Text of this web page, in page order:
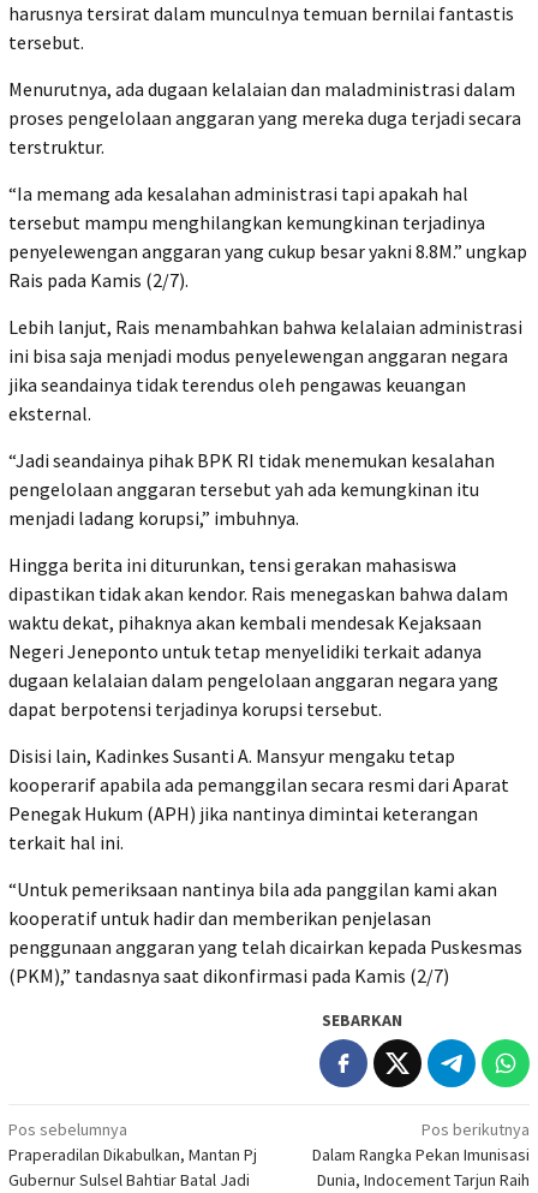
harusnya tersirat dalam munculnya temuan bernilai fantastis
tersebut.
Menurutnya, ada dugaan kelalaian dan maladministrasi dalam
proses pengelolaan anggaran yang mereka duga terjadi secara
terstruktur.
“Ia memang ada kesalahan administrasi tapi apakah hal
tersebut mampu menghilangkan kemungkinan terjadinya
penyelewengan anggaran yang cukup besar yakni 8.8M.” ungkap
Rais pada Kamis (2/7).
Lebih lanjut, Rais menambahkan bahwa kelalaian administrasi
ini bisa saja menjadi modus penyelewengan anggaran negara
jika seandainya tidak terendus oleh pengawas keuangan
eksternal.
“Jadi seandainya pihak BPK RI tidak menemukan kesalahan
pengelolaan anggaran tersebut yah ada kemungkinan itu
menjadi ladang korupsi,” imbuhnya.
Hingga berita ini diturunkan, tensi gerakan mahasiswa
dipastikan tidak akan kendor. Rais menegaskan bahwa dalam
waktu dekat, pihaknya akan kembali mendesak Kejaksaan
Negeri Jeneponto untuk tetap menyelidiki terkait adanya
dugaan kelalaian dalam pengelolaan anggaran negara yang
dapat berpotensi terjadinya korupsi tersebut.
Disisi lain, Kadinkes Susanti A. Mansyur mengaku tetap
kooperarif apabila ada pemanggilan secara resmi dari Aparat
Penegak Hukum (APH) jika nantinya dimintai keterangan
terkait hal ini.
“Untuk pemeriksaan nantinya bila ada panggilan kami akan
kooperatif untuk hadir dan memberikan penjelasan
penggunaan anggaran yang telah dicairkan kepada Puskesmas
(PKM),” tandasnya saat dikonfirmasi pada Kamis (2/7)
SEBARKAN
Navigasi
pos
Pos sebelumnya
Praperadilan Dikabulkan, Mantan Pj
Gubernur Sulsel Bahtiar Batal Jadi
Pos berikutnya
Dalam Rangka Pekan Imunisasi
Dunia, Indocement Tarjun Raih